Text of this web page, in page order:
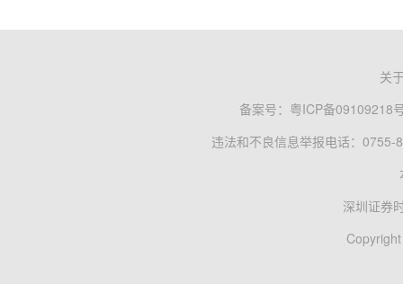
关
备案号： 粤ICP备09109218
违法和不良信息举报电话：0755-
深圳证券